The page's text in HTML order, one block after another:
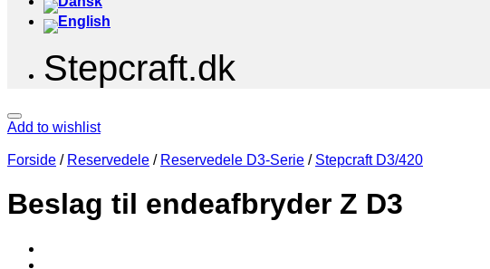
Stepcraft.dk
Add to wishlist
Forside / Reservedele / Reservedele D3-Serie / Stepcraft D3/420
Beslag til endeafbryder Z D3